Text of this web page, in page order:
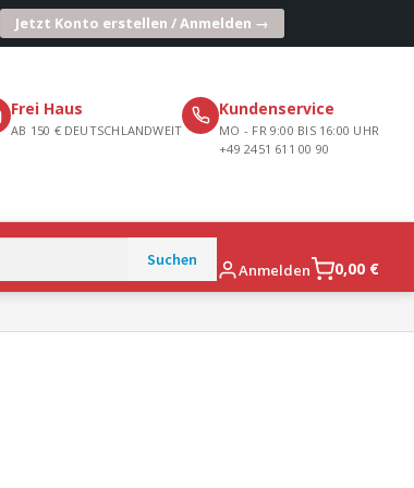
Jetzt Konto erstellen / Anmelden →
Frei Haus
AB 150 € DEUTSCHLANDWEIT
Kundenservice
MO - FR 9:00 BIS 16:00 UHR
+49 2451 611 00 90
Anmelden 0,00 €